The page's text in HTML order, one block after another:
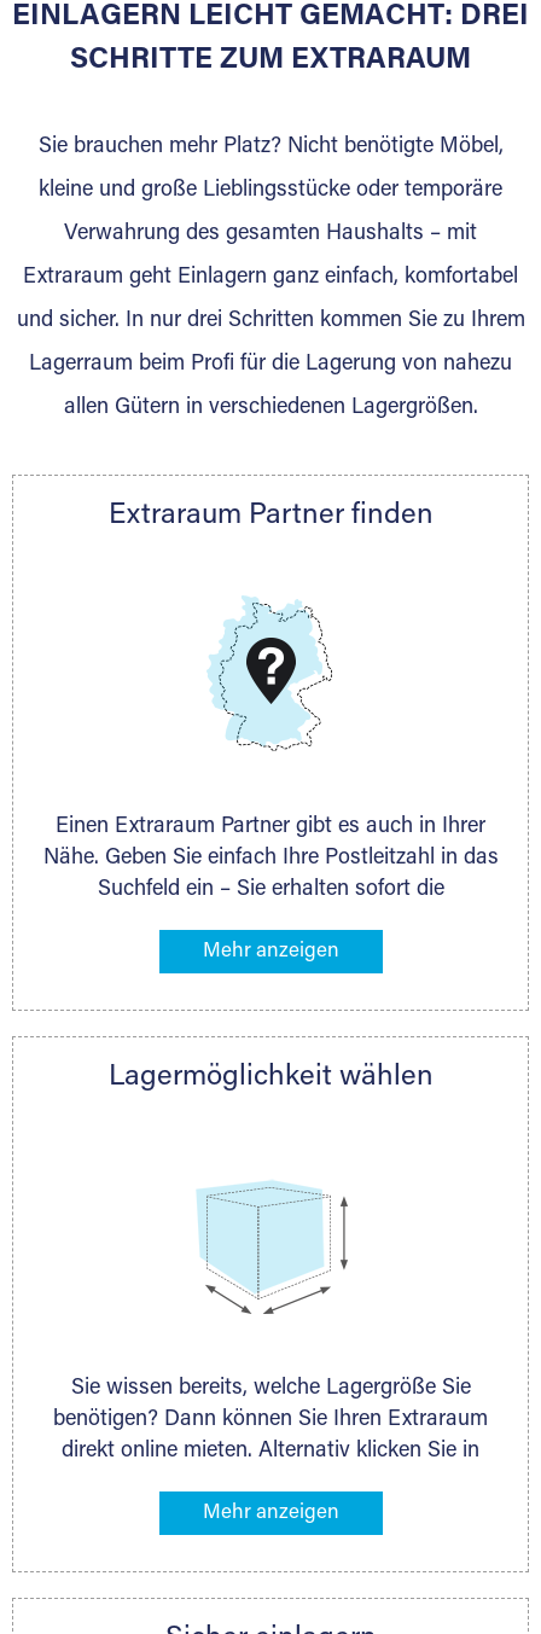
Sie bieten Kunden Lagerraum zur Miete, der
für die Einlagerung von Umzugsgut gebaut
Lagerkunden und Vermietungen.
Ihre Vorteile als Extraraum Partner:
Marktgerechte Preise
Digitale Buchungsplattform
Gewinnung von Neukunden
Nachricht.
Telefon:+49 6145 5442 - 404
DMG Aktiengesellschaft
www.dmg-ag.com
EINLAGERN LEICHT GEMACHT: DREI
SCHRITTE ZUM EXTRARAUM
Sie brauchen mehr Platz? Nicht benötigte Möbel,
kleine und große Lieblingsstücke oder temporäre
Verwahrung des gesamten Haushalts – mit
Extraraum geht Einlagern ganz einfach, komfortabel
und sicher. In nur drei Schritten kommen Sie zu Ihrem
Lagerraum beim Profi für die Lagerung von nahezu
allen Gütern in verschiedenen Lagergrößen.
Extraraum Partner finden
Einen Extraraum Partner gibt es auch in Ihrer
Nähe. Geben Sie einfach Ihre Postleitzahl in das
Suchfeld ein – Sie erhalten sofort die
Lagermöglichkeiten in Ihrer Nähe. An zahlreichen
direkt online mieten. Gibt es Extraraum noch
nächstgelegenen Partner und besprechen alles
Lagermöglichkeit wählen
Sie wissen bereits, welche Lagergröße Sie
benötigen? Dann können Sie Ihren Extraraum
direkt online mieten. Alternativ klicken Sie in
Gegenstände an, die Sie einlagern möchten –
ermittelt. Natürlich steht Ihnen Ihr Extraraum